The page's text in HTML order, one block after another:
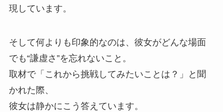
現しています。
そして何よりも印象的なのは、彼女がどんな場面
でも“謙虚さ”を忘れないこと。
取材で「これから挑戦してみたいことは？」と聞
かれた際、
彼女は静かにこう答えています。